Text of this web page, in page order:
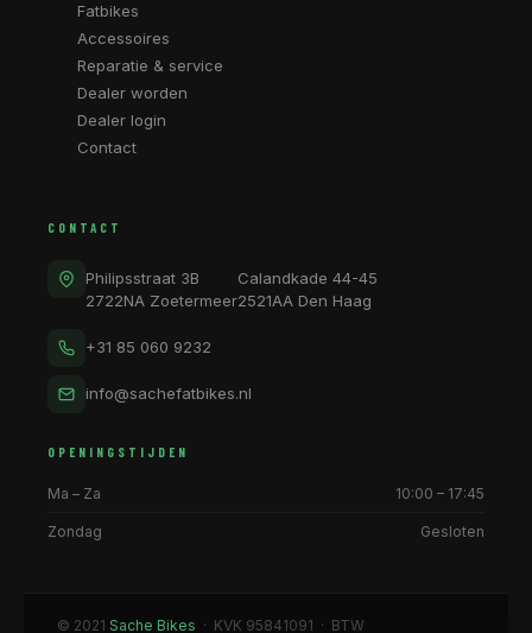
Fatbikes
Accessoires
Reparatie & service
Dealer worden
Dealer login
Contact
CONTACT
Philipsstraat 3B
2722NA Zoetermeer
Calandkade 44-45
2521AA Den Haag
+31 85 060 9232
info@sachefatbikes.nl
OPENINGSTIJDEN
Ma – Za 10:00 – 17:45
Zondag Gesloten
© 2021 Sache Bikes · KVK 95841091 · BTW